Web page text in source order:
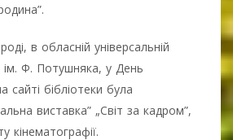
в обласній універсальній
ім. Ф. Потушняка, у День
сайті бібліотеки була
виставка” „Світ за кадром”,
кінематографії.